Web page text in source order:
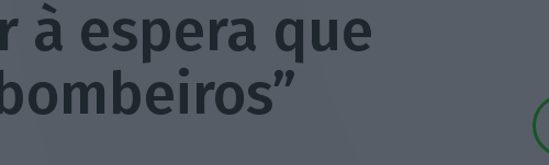
à espera que